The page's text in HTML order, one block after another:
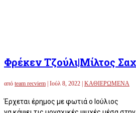
Φρέκεν Τζούλι|Μίλτος
από team recviem Ιούλ 8, 2022 ΚΑΘΙΕΡΩΜΕΝΑ
Έρχεται έρημος με φωτιά ο Ιούλιος